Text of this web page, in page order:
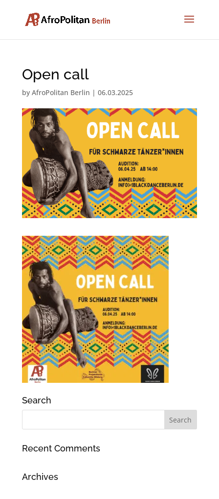
Open call
by AfroPolitan Berlin | 06.03.2025
Search
Recent Comments
Archives